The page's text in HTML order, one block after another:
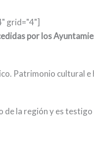
grid="4"]
por los
Patrimonio cultural
la región y es